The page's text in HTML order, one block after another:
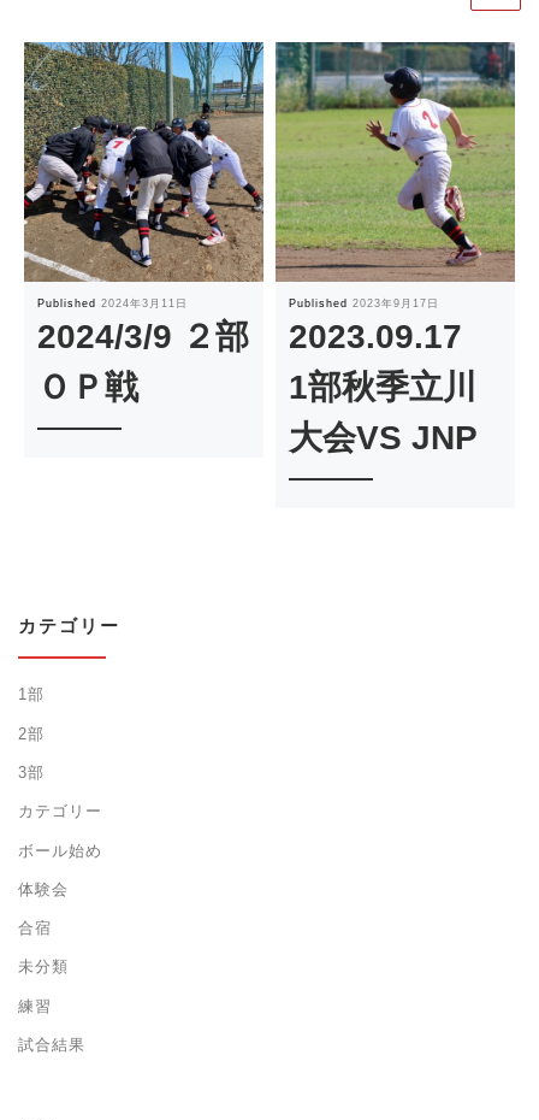
Published 2024年3月11日
2024/3/9 ２部
ＯＰ戦
Published 2023年9月17日
2023.09.17
1部秋季立川
大会VS JNP
カテゴリー
1部
2部
3部
カテゴリー
ボール始め
体験会
合宿
未分類
練習
試合結果